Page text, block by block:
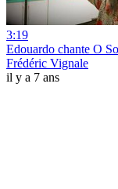
3:19
Edouardo chante O
Frédéric Vignale
il y a 7 ans